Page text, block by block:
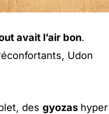
avait l’air bon.
Udon
des gyozas hyper